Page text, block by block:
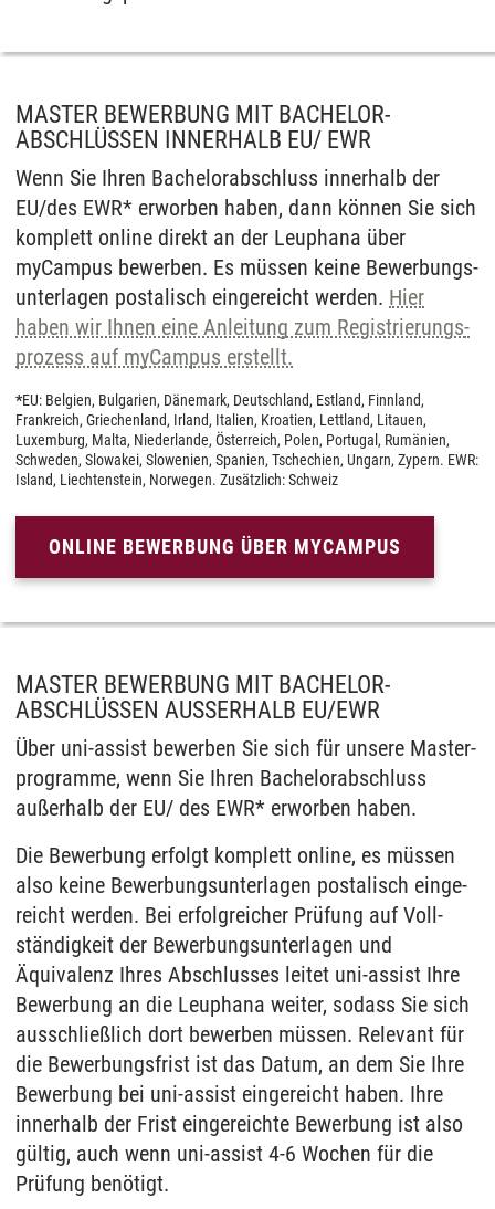
MASTER BEWERBUNG MIT BACHELOR-
ABSCHLÜSSEN INNERHALB EU/ EWR
Wenn Sie Ihren Bachelor­abschluss inner­halb der
EU/des EWR* erworben haben, dann können Sie sich
komplett online direkt an der Leuphana über
myCampus bewer­ben. Es müssen keine Be­werbungs­
unter­lagen postalisch einge­reicht werden. Hier
haben wir Ihnen eine Anleitung zum Regis­trierungs­
pro­zess auf myCampus erstellt.
*EU: Belgien, Bulgarien, Dänemark, Deutschland, Estland, Finnland,
Frankreich, Griechenland, Irland, Italien, Kroatien, Lettland, Litauen,
Luxemburg, Malta, Niederlande, Österreich, Polen, Portugal, Rumänien,
Schweden, Slowakei, Slowenien, Spanien, Tschechien, Ungarn, Zypern. EWR:
Island, Liechtenstein, Norwegen. Zusätzlich: Schweiz
ONLINE BEWERBUNG ÜBER MYCAMPUS
MASTER BEWERBUNG MIT BACHELOR-
ABSCHLÜSSEN AUSSERHALB EU/EWR
Über uni-assist bewerben Sie sich für unsere Master­
programme, wenn Sie Ihren Bachelor­abschluss
außerhalb der EU/ des EWR* erworben haben.
Die Bewerbung erfolgt komplett online, es müssen
also keine Bewerbungs­unter­lagen postalisch einge­
reicht werden. Bei erfolgreicher Prüfung auf Voll­
ständig­keit der Bewerbungs­unter­lagen und
Äquivalenz Ihres Abschlusses leitet uni-assist Ihre
Bewer­bung an die Leuphana weiter, sodass Sie sich
aus­schließ­lich dort bewerben müssen. Relevant für
die Bewerbungs­frist ist das Datum, an dem Sie Ihre
Bewerbung bei uni-assist einge­reicht haben. Ihre
inner­halb der Frist einge­reichte Bewer­bung ist also
gültig, auch wenn uni-assist 4-6 Wochen für die
Prüfung benötigt.